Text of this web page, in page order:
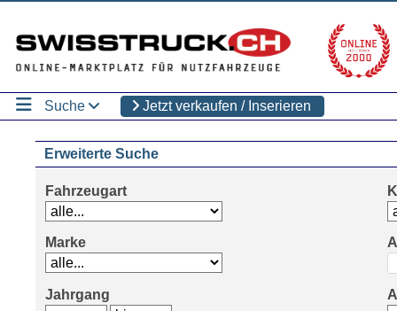
Suche Jetzt verkaufen / Inserieren
Erweiterte Suche
Fahrzeugart
Marke
Jahrgang